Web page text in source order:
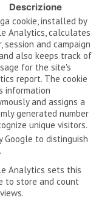
Descrizione
cookie, installed by
Analytics, calculates
session and campaign
also keeps track of
for the site's
report. The cookie
information
and assigns a
generated number
unique visitors.
Google to distinguish
Analytics sets this
to store and count